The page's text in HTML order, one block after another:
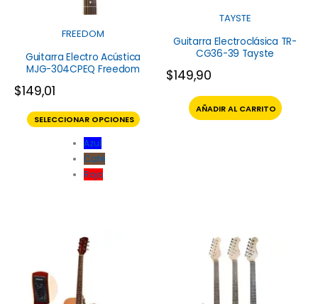
FREEDOM
Guitarra Electro Acústica
MJG-304CPEQ Freedom
$149,01
SELECCIONAR OPCIONES
Azul
Café
Rojo
TAYSTE
Guitarra Electroclásica TR-
CG36-39 Tayste
$149,90
AÑADIR AL CARRITO